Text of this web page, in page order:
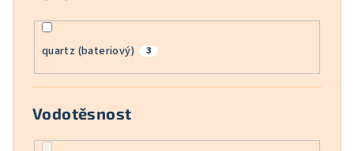
quartz (bateriový) 3
Vodotěsnost